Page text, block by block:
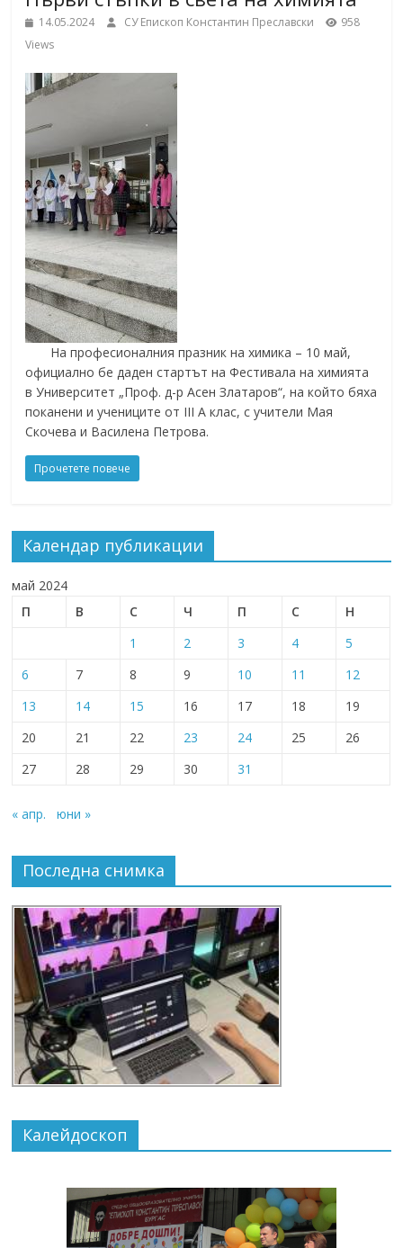
under the Erasmus+ Programme in
School,
Burgas
Средно
училище
"Епископ
Константин
Преславски"
Бургас
14.05.2024 СУ Епископ Константин Преславски
958
Views
На професионалния празник на химика – 10 май,
официално бе даден стартът на Фестивала на химията
в Университет „Проф. д-р Асен Златаров“, на който бяха
поканени и учениците от III A клас, с учители Мая
Скочева и Василена Петрова.
Прочетете повече
Календар публикации
май 2024
П
В С Ч П С
Н
1
2 3 4
5
6
7 8 9 10 11
12
13
14 15 16 17 18
19
20
21 22 23 24 25
26
27
28 29 30 31
« апр. юни »
Последна снимка
Калейдоскоп